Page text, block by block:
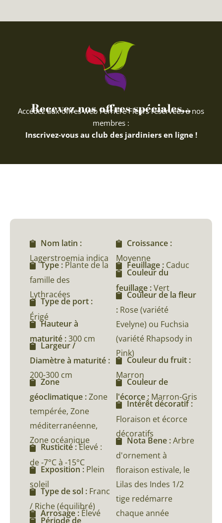
Recevez nos offres spéciales...
Accédez aux offres web Ferriere Fleurs réservées à nos
membres :
Inscrivez-vous au club des jardiniers en ligne !
Nom latin :
Lagerstroemia indica
Type : Plante de la
famille des
Lythracées
Type de port :
Érigé
Hauteur à
maturité :300 cm
Largeur /
Diamètre à maturité :
200-300 cm
Zone
géoclimatique :Zone
tempérée, Zone
méditerranéenne,
Zone océanique
Rusticité :Élevé :
de -7°C à -15°C
Exposition : Plein
soleil
Type de sol : Franc
/ Riche (équilibré)
Arrosage : Élevé
Période de
Croissance :
Moyenne
Feuillage : Caduc
Couleur du
feuillage :Vert
Couleur de la fleur
: Rose (variété
Evelyne) ou Fuchsia
(variété Rhapsody in
Pink)
Couleur du fruit :
Marron
Couleur de
l'écorce : Marron-Gris
Intérêt décoratif :
Floraison et écorce
décoratifs
Nota Bene :Arbre
d'ornement à
floraison estivale, le
Lilas des Indes 1/2
tige redémarre
chaque année